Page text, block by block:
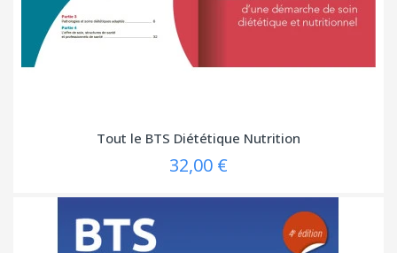
Tout le BTS Diététique Nutrition
32,00 €